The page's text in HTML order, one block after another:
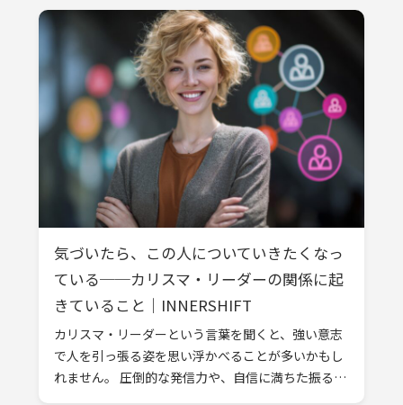
気づいたら、この人についていきたくなっ
ている──カリスマ・リーダーの関係に起
きていること｜INNERSHIFT
カリスマ・リーダーという言葉を聞くと、強い意志
で人を引っ張る姿を思い浮かべることが多いかもし
れません。 圧倒的な発信力や、自信に満ちた振る舞